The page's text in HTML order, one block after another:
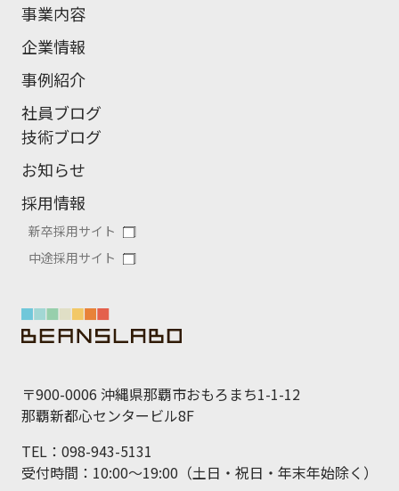
事業内容
企業情報
事例紹介
社員ブログ
技術ブログ
お知らせ
採用情報
新卒採用サイト
中途採用サイト
〒900-0006 沖縄県那覇市おもろまち1-1-12
那覇新都心センタービル8F
TEL：098-943-5131
受付時間：10:00～19:00（土日・祝日・年末年始除く）